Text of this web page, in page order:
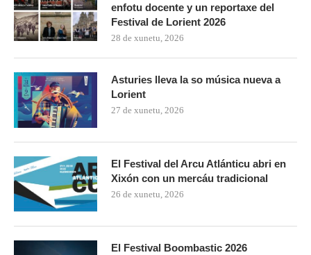
enfotu docente y un reportaxe del
Festival de Lorient 2026
28 de xunetu, 2026
Asturies lleva la so música nueva a
Lorient
27 de xunetu, 2026
El Festival del Arcu Atlánticu abri en
Xixón con un mercáu tradicional
26 de xunetu, 2026
El Festival Boombastic 2026